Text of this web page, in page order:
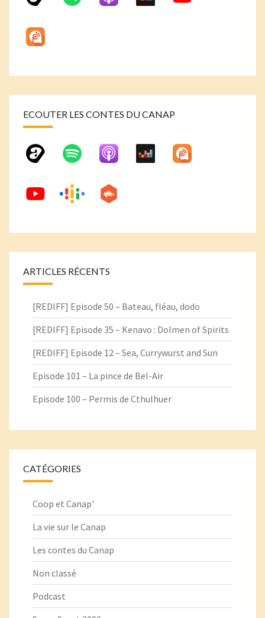
ECOUTER LES CONTES DU CANAP
ARTICLES RÉCENTS
[REDIFF] Episode 50 – Bateau, fléau, dodo
[REDIFF] Episode 35 – Kenavo : Dolmen of Spirits
[REDIFF] Episode 12 – Sea, Currywurst and Sun
Episode 101 – La pince de Bel-Air
Episode 100 – Permis de Cthulhuer
CATÉGORIES
Coop et Canap'
La vie sur le Canap
Les contes du Canap
Non classé
Podcast